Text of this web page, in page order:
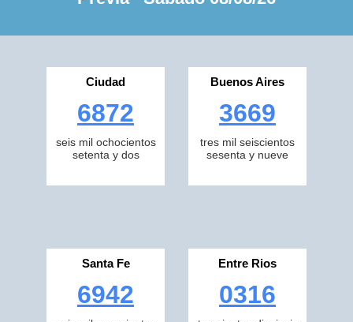
Ciudad
6872
seis mil ochocientos
setenta y dos
Buenos Aires
3669
tres mil seiscientos
sesenta y nueve
Santa Fe
6942
Entre Rios
0316